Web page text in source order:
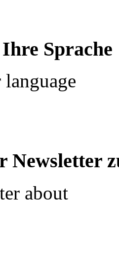
Sprache
Newsletter
about